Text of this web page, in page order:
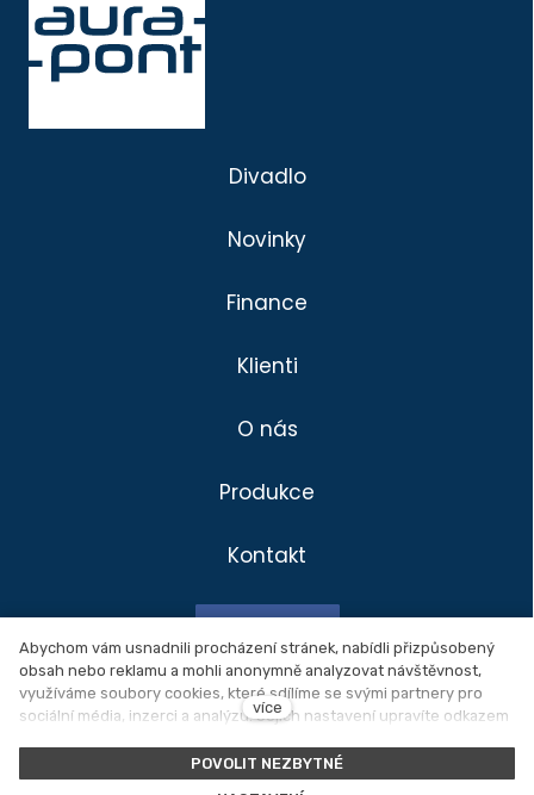
Divadlo
Klienti
Produkce
Novinky
O nás
Divadlo
Novinky
Finance
Klienti
O nás
Produkce
Kontakt
Facebook
Ochrana osobních údajů
Abychom vám usnadnili procházení stránek, nabídli přizpůsobený
obsah nebo reklamu a mohli anonymně analyzovat návštěvnost,
využíváme soubory cookies, které sdílíme se svými partnery pro
sociální média, inzerci a analýzu. Jejich nastavení upravíte odkazem
Podrobnější informace najdete v našichZásadách ochrany osobních
údajůa používání souborů cookies. Souhlasíte s používáním
více
POVOLIT NEZBYTNÉ